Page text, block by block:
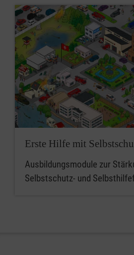
Erste Hilfe mit
Ausbildungsmodule zur
Selbstschutz- und